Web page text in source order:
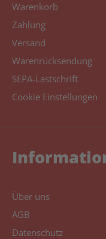
Warenkorb
Zahlung
Versand
Warenrücksendung
SEPA-Lastschrift
Cookie Einstellungen
Über uns
AGB
Datenschutz